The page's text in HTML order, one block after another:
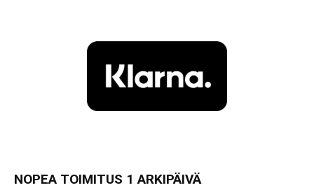
NOPEA TOIMITUS 1 ARKIPÄIVÄ